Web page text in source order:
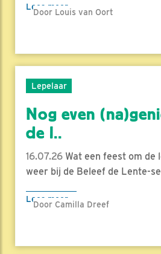
Lees meer
Door Louis van Oort
Lepelaar
Nog even
de l..
16.07.26 Wat een feest om
weer bij de Beleef de Lente-
Lees meer
Door Camilla Dreef